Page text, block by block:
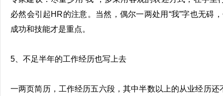
必然会引起HR的注意。当然，偶尔一两处用“我”字也无碍
成功和技能才是重点。
5、不足半年的工作经历也写上去
一两页简历，工作经历五六段，其中半数以上的从业经历